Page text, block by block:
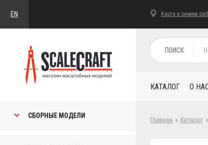
EN Карта и режим
СБОРНЫЕ МОДЕЛИ
ПОИСК
КАТАЛОГ О
Главная » Каталог »